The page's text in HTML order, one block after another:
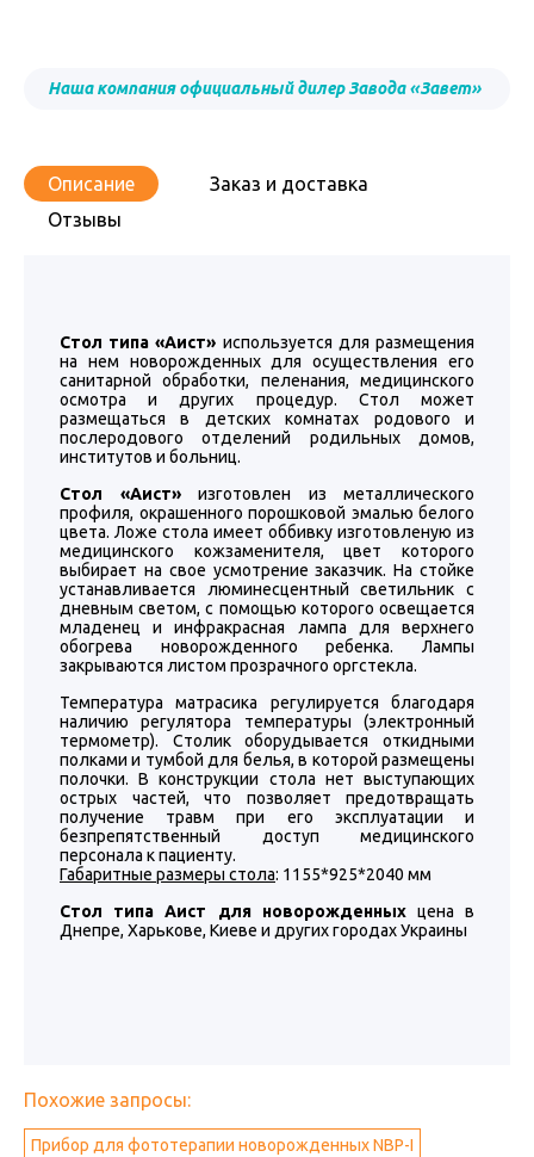
Наша компания официальный дилер Завода «Завет»
Описание
Заказ и доставка
Отзывы
Стол типа «Аист» используется для размещения
на нем новорожденных для осуществления его
санитарной обработки, пеленания, медицинского
осмотра и других процедур. Стол может
размещаться в детских комнатах родового и
послеродового отделений родильных домов,
институтов и больниц.
Стол «Аист»изготовлен из металлического
профиля, окрашенного порошковой эмалью белого
цвета. Ложе стола имеет оббивку изготовленую из
медицинского кожзаменителя, цвет которого
выбирает на свое усмотрение заказчик. На стойке
устанавливается люминесцентный светильник с
дневным светом, с помощью которого освещается
младенец и инфракрасная лампа для верхнего
обогрева новорожденного ребенка. Лампы
закрываются листом прозрачного оргстекла.
Температура матрасика регулируется благодаря
наличию регулятора температуры (электронный
термометр). Столик оборудывается откидными
полками и тумбой для белья, в которой размещены
полочки. В конструкции стола нет выступающих
острых частей, что позволяет предотвращать
получение травм при его эксплуатации и
безпрепятственный доступ медицинского
персонала к пациенту.
Габаритные размеры стола: 1155*925*2040 мм
Стол типа Аист для новорожденных цена в
Днепре, Харькове, Киеве и других городах Украины
Похожие запросы:
Прибор для фототерапии новорожденных NBP-I